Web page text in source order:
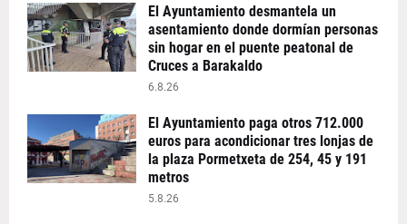
El Ayuntamiento desmantela un
asentamiento donde dormían personas
sin hogar en el puente peatonal de
Cruces a Barakaldo
6.8.26
El Ayuntamiento paga otros 712.000
euros para acondicionar tres lonjas de
la plaza Pormetxeta de 254, 45 y 191
metros
5.8.26